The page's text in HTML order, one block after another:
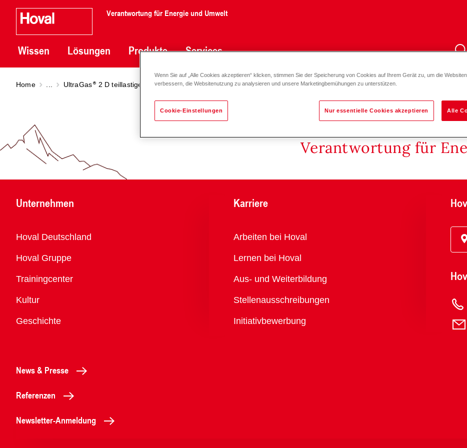
Verantwortung für Energie und Umwelt
Wissen Lösungen Produkte Services
Home UltraGas 2 D teillastige Einbringung UltraGas 2 D teillastige Einbringung (250-1000)
Verantwortung für
Unternehmen
Übersicht
Hoval Deutschland
Hoval Gruppe
Trainingcenter
Kultur
Geschichte
Karriere
Übersicht
Arbeiten bei Hoval
Lernen bei Hoval
Aus- und Weiterbildung
Stellenausschreibungen
Initiativbewerbung
News & Presse
Referenzen
Newsletter-Anmeldung
Wenn Sie auf „Alle Cookies akzeptieren“ klicken, stimmen Sie der Speicherung von Cookies auf Ihrem Gerät zu, um die
verbessern, die Websitenutzung zu analysieren und unsere Marketingbemühungen zu unterstützen.
Cookie-Einstellungen Nur essentielle Cookies akzeptieren Alle